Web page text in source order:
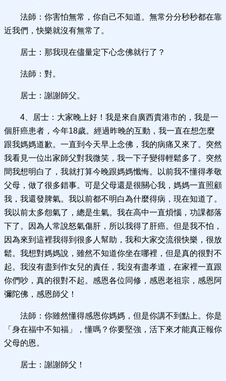
法師：你害怕無常，你自己不知道。無常分分秒秒都在靠
近我們，快樂就沒有無常了。
居士：那我現在儘量定下心念佛就行了？
法師：對。
居士：謝謝師父。
4、居士：大家晚上好！我是來自廣西貴港市的，我是一
個肝癌患者，今年18歲。經過昨晚的互動，我一直在想怎麼
跟我媽媽道歉。一直到今天早上念佛，我的病痛又來了。突然
我看見一位出家師父對我微笑，我一下子變得輕鬆多了。突然
間我想明白了，我就打算今晚跟媽媽懺悔。以前我不懂得孝敬
父母，做了很多錯事。可是父母還是很關心我，媽媽一直照顧
我，我還發脾氣。我以前都不明白為什麼得病，現在知道了。
我以前太多怨氣了，總是生氣。我在高中一直煩惱，功課都落
下了。因為人常說怒氣傷肝，所以我得了肝癌。但是我不怕，
因為來到這裡我得到很多人幫助，我和大家交流很快樂，很放
鬆。我想對媽媽說，雖然不知道你坐在哪裡，但是真的很對不
起。我沒有盡到作女兒的責任，我沒有盡孝道，在家裡一直跟
你們吵，真的很對不起。感恩各位同修，感恩老祖宗，感恩阿
彌陀佛，感恩師父！
法師：你雖然懂得感恩你媽媽，但是你講不到點上。你是
「身在福中不知福」，懂嗎？你要堅強，活下來才能真正報你
父母的恩。
居士：謝謝師父！